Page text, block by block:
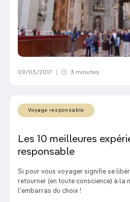
09/03/2017 3 minutes
Voyage responsable
Les 10 meilleures
responsable
Si pour vous voyager signifie se
retourner (en toute conscience) à la
l'embarras du choix !